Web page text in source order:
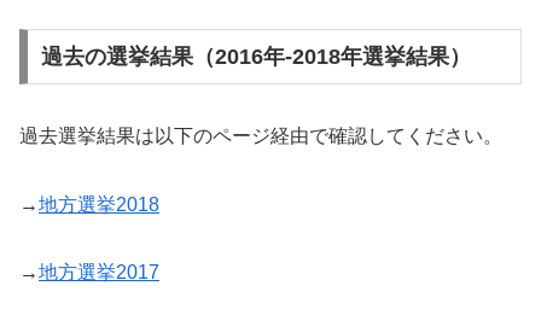
過去の選挙結果（2016年-2018年選挙結果）
過去選挙結果は以下のページ経由で確認してください。
→地方選挙2018
→地方選挙2017